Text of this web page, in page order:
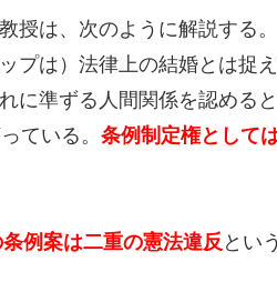
は、次のように解説する。
プは）法律上の結婚とは捉
に準ずる人間関係を認める
ている。 条例制定権として
条例案は二重の憲法違反 とい